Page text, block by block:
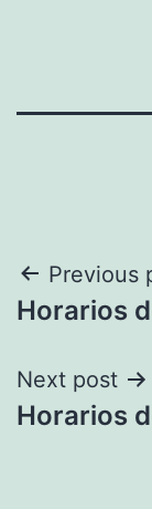
de
Previous
Horarios
Next post
Horarios